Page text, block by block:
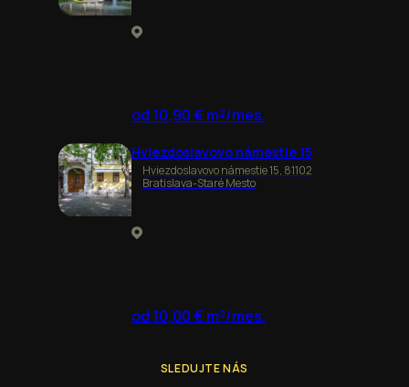
od 10,90 € m²/mes.
Hviezdoslavovo námestie 15
Hviezdoslavovo námestie 15, 81102
Bratislava-Staré Mesto
od 10,00 € m²/mes.
SLEDUJTE NÁS